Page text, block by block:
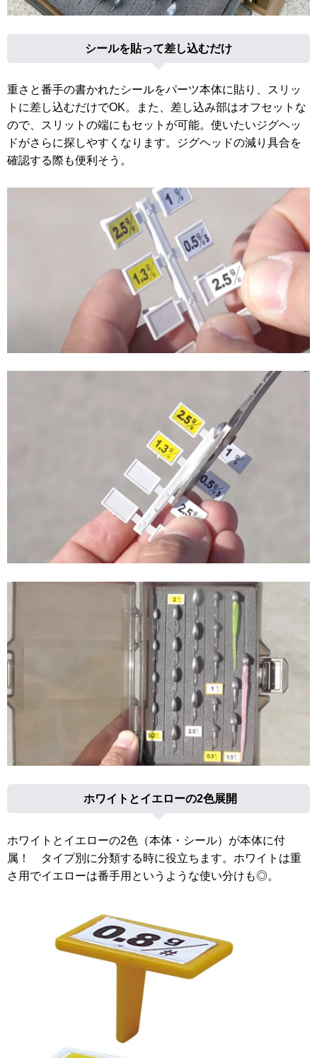
シールを貼って差し込むだけ
重さと番手の書かれたシールをパーツ本体に貼り、スリッ
トに差し込むだけでOK。また、差し込み部はオフセットな
ので、スリットの端にもセットが可能。使いたいジグヘッ
ドがさらに探しやすくなります。ジグヘッドの減り具合を
確認する際も便利そう。
ホワイトとイエローの2色展開
ホワイトとイエローの2色（本体・シール）が本体に付
属！ タイプ別に分類する時に役立ちます。ホワイトは重
さ用でイエローは番手用というような使い分けも◎。